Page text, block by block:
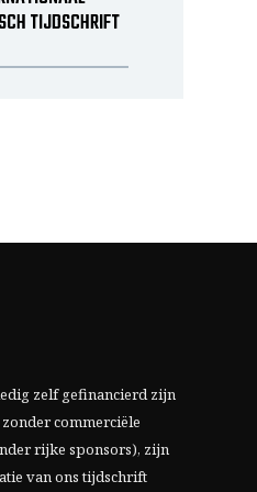
TIJDSCHRIFT
zelf gefinancierd zijn
commerciële
rijke sponsors), zijn
van ons tijdschrift